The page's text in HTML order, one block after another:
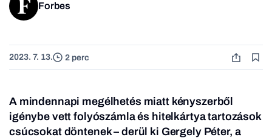
Forbes
2023. 7. 13. 2 perc
A mindennapi megélhetés miatt kényszerből
igénybe vett folyószámla és hitelkártya tartozások
csúcsokat döntenek – derül ki Gergely Péter, a